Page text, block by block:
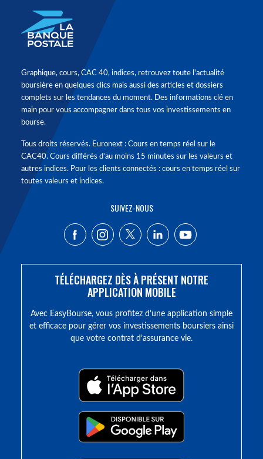
Graphique, cours, CAC 40, indices, retrouvez toute l'actualité
boursière en quelques clics mais aussi des articles et dossiers
complets sur les tendances du moment. Des informations clé en
main pour vous accompagner dans tous vos investissements en
bourse.
Tous droits réservés. Euronext : Cours en temps réel sur le
CAC40. Cours différés d'au moins 15 minutes sur les valeurs et
autres indices. Pour les clients connectés : cours en temps réel sur
toutes valeurs et indices.
SUIVEZ-NOUS
TÉLÉCHARGEZ DÈS À PRÉSENT NOTRE
APPLICATION MOBILE
Avec EasyBourse, vous profitez d’une application simple
et efficace pour gérer vos investissements boursiers ainsi
que votre contrat d’assurance vie.